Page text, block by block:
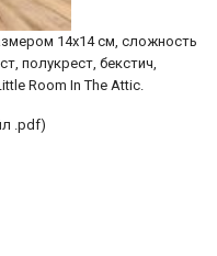
14х14 см, сложность
полукрест, бекстич,
Room In The Attic.
.pdf)